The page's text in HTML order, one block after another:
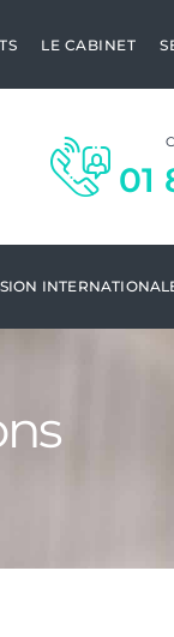
LE CABINET
01